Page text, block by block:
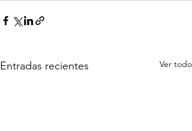
Entradas recientes Ver todo